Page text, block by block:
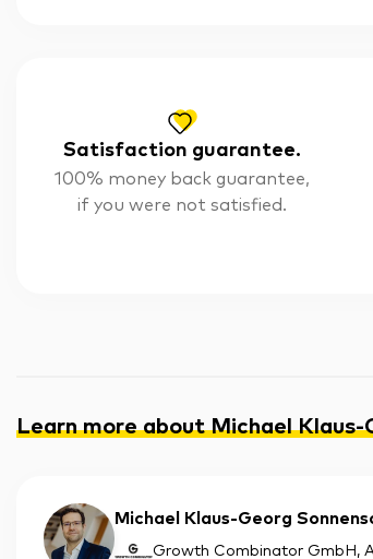
Satisfaction guarantee.
100% money back guarantee,
if you were not satisfied.
Learn more about Michael Klaus-
Michael Klaus-Georg
Growth Combinator GmbH ,